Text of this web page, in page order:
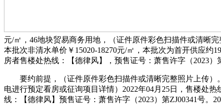
元/㎡，46地块贸易商务用地，（证件原件彩色扫描件或清晰
本批次非清水单价￥15020-18270元/㎡，本批次为首开供应
房者售楼处热线：【德律风】，预售证号：萧售许字（2023）
要约前提，（证件原件彩色扫描件或清晰完整照片上传）。
电进行预定看房或征询项目详情）2022年04月25日，售楼处
线：【德律风】预售证号：萧售许字（2023）第ZJ00341号。